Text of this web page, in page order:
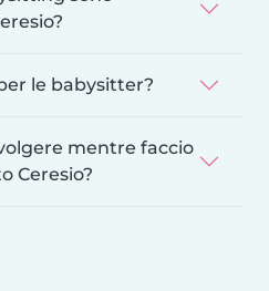
le babysitter?
mentre faccio
Ceresio?